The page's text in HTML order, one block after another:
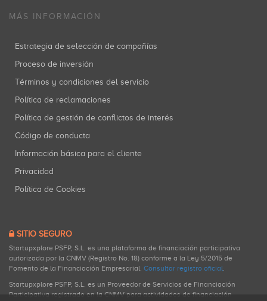
MÁS INFORMACIÓN
Estrategia de selección de compañías
Proceso de inversión
Términos y condiciones del servicio
Política de reclamaciones
Política de gestión de conflictos de interés
Código de conducta
Información básica para el cliente
Privacidad
Política de Cookies
SITIO SEGURO
Startupxplore PSFP, S.L. es una plataforma de financiación participativa
autorizada por la CNMV (Registro No. 18) conforme a la Ley 5/2015 de
Fomento de la Financiación Empresarial. Consultar registro oficial.
Startupxplore PSFP, S.L. es un Proveedor de Servicios de Financiación
Participativa registrado en la CNMV para actividades de financiación